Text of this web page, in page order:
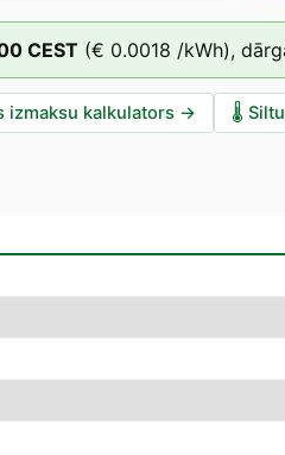
CEST (€ 0.0018 /kWh),
izmaksu kalkulators → 🌡️